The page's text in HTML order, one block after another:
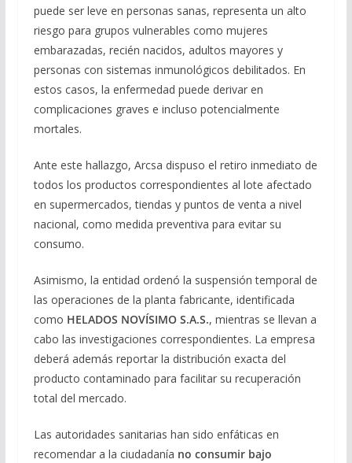
puede ser leve en personas sanas, representa un alto
riesgo para grupos vulnerables como mujeres
embarazadas, recién nacidos, adultos mayores y
personas con sistemas inmunológicos debilitados. En
estos casos, la enfermedad puede derivar en
complicaciones graves e incluso potencialmente
mortales.
Ante este hallazgo, Arcsa dispuso el retiro inmediato de
todos los productos correspondientes al lote afectado
en supermercados, tiendas y puntos de venta a nivel
nacional, como medida preventiva para evitar su
consumo.
Asimismo, la entidad ordenó la suspensión temporal de
las operaciones de la planta fabricante, identificada
como HELADOS NOVÍSIMO S.A.S., mientras se llevan a
cabo las investigaciones correspondientes. La empresa
deberá además reportar la distribución exacta del
producto contaminado para facilitar su recuperación
total del mercado.
Las autoridades sanitarias han sido enfáticas en
recomendar a la ciudadanía no consumir bajo